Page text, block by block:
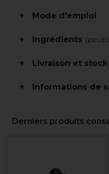
Mode d'emploi
Ingrédients (peut
Livraison et stock
Informations de
Derniers produits